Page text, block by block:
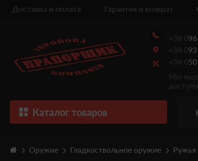
Доставка и оплата Гарантия и возврат
+38 0
+38 0
+38 0
Мы еще
Каталог товаров
Оружие Гладкоствольное оружие Ружья